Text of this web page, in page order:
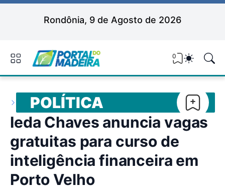
Rondônia, 9 de Agosto de 2026
0
POLÍTICA
Ieda Chaves anuncia vagas
gratuitas para curso de
inteligência financeira em
Porto Velho